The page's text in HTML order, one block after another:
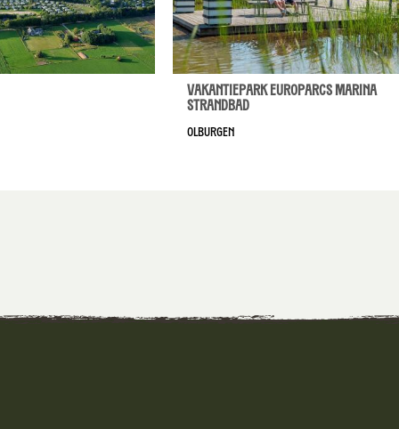
Vakantiepark EuroParcs Marina
Strandbad
Olburgen